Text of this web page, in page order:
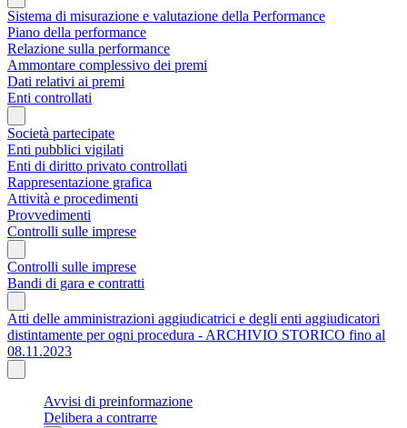
Sistema di misurazione e valutazione della Performance
Piano della performance
Relazione sulla performance
Ammontare complessivo dei premi
Dati relativi ai premi
Enti controllati
Società partecipate
Enti pubblici vigilati
Enti di diritto privato controllati
Rappresentazione grafica
Attività e procedimenti
Provvedimenti
Controlli sulle imprese
Controlli sulle imprese
Bandi di gara e contratti
Atti delle amministrazioni aggiudicatrici e degli enti aggiudicatori
distintamente per ogni procedura - ARCHIVIO STORICO fino al
08.11.2023
Avvisi di preinformazione
Delibera a contrarre